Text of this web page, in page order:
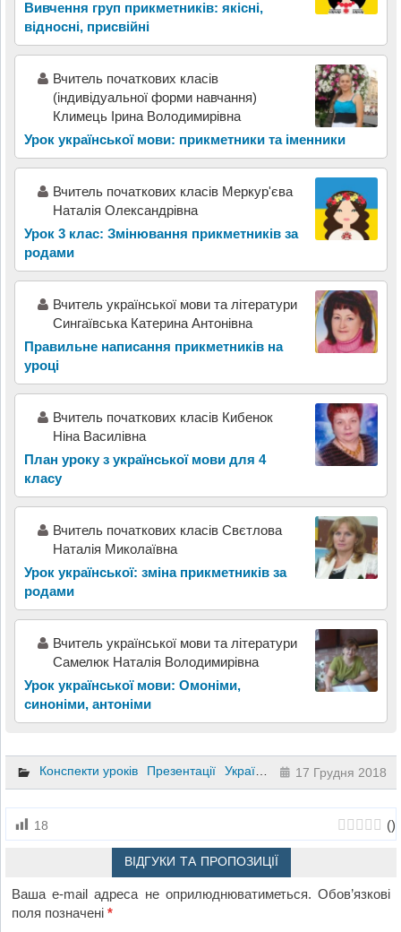
Вивчення груп прикметників: якісні,
відносні, присвійні
Вчитель початкових класів
(індивідуальної форми навчання)
Климець Ірина Володимирівна
Урок української мови: прикметники та іменники
Вчитель початкових класів Меркур'єва
Наталія Олександрівна
Урок 3 клас: Змінювання прикметників за
родами
Вчитель української мови та літератури
Сингаївська Катерина Антонівна
Правильне написання прикметників на
уроці
Вчитель початкових класів Кибенок
Ніна Василівна
План уроку з української мови для 4
класу
Вчитель початкових класів Свєтлова
Наталія Миколаївна
Урок української: зміна прикметників за
родами
Вчитель української мови та літератури
Самелюк Наталія Володимирівна
Урок української мови: Омоніми,
синоніми, антоніми
Конспекти уроків Презентації Українська мова 6 клас
17 Грудня 2018
18 ()
ВІДГУКИ ТА ПРОПОЗИЦІЇ
Ваша e-mail адреса не оприлюднюватиметься. Обов’язкові
поля позначені*